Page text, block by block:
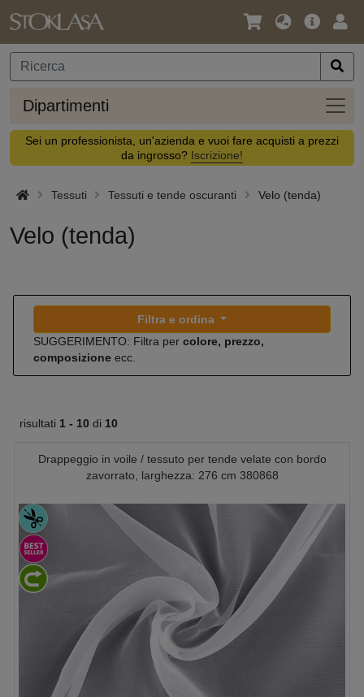
Lingua
Valuta
Offerta
Dipartimenti
Sei un professionista, un'azienda e vuoi fare acquisti a prezzi
da ingrosso? Iscrizione!
Tessuti Tessuti e tende oscuranti Velo (tenda)
Velo (tenda)
Filtra e ordina
SUGGERIMENTO: Filtra per colore, prezzo,
composizione ecc.
risultati 1 - 10 di 10
Drappeggio in voile / tessuto per tende velate con bordo
zavorrato, larghezza: 276 cm 380868